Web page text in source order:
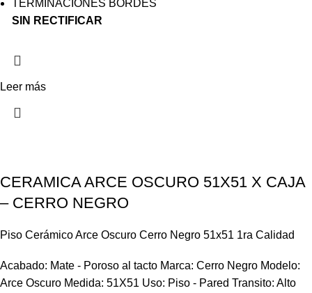
TERMINACIONES BORDES
SIN RECTIFICAR
Leer más
CERAMICA ARCE OSCURO 51X51 X CAJA
– CERRO NEGRO
Piso Cerámico Arce Oscuro Cerro Negro 51x51 1ra Calidad
Acabado: Mate - Poroso al tacto Marca: Cerro Negro Modelo:
Arce Oscuro Medida: 51X51 Uso: Piso - Pared Transito: Alto